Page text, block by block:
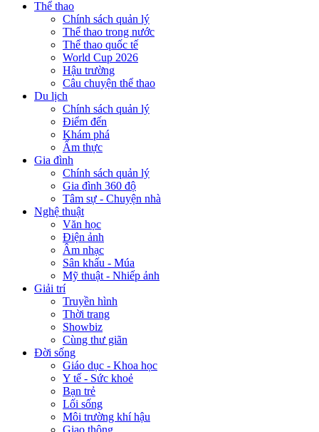
Thể thao
Chính sách quản lý
Thể thao trong nước
Thể thao quốc tế
World Cup 2026
Hậu trường
Câu chuyện thể thao
Du lịch
Chính sách quản lý
Điểm đến
Khám phá
Ẩm thực
Gia đình
Chính sách quản lý
Gia đình 360 độ
Tâm sự - Chuyện nhà
Nghệ thuật
Văn học
Điện ảnh
Âm nhạc
Sân khấu - Múa
Mỹ thuật - Nhiếp ảnh
Giải trí
Truyền hình
Thời trang
Showbiz
Cùng thư giãn
Đời sống
Giáo dục - Khoa học
Y tế - Sức khoẻ
Bạn trẻ
Lối sống
Môi trường khí hậu
Giao thông